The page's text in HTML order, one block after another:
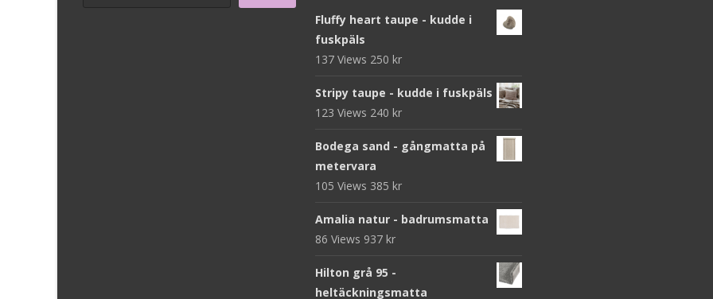
Fluffy heart taupe - kudde i
fuskpäls
137 Views 250 kr
Stripy taupe - kudde i fuskpäls
123 Views 240 kr
Bodega sand - gångmatta på
metervara
105 Views 385 kr
Amalia natur - badrumsmatta
86 Views 937 kr
Hilton grå 95 -
heltäckningsmatta